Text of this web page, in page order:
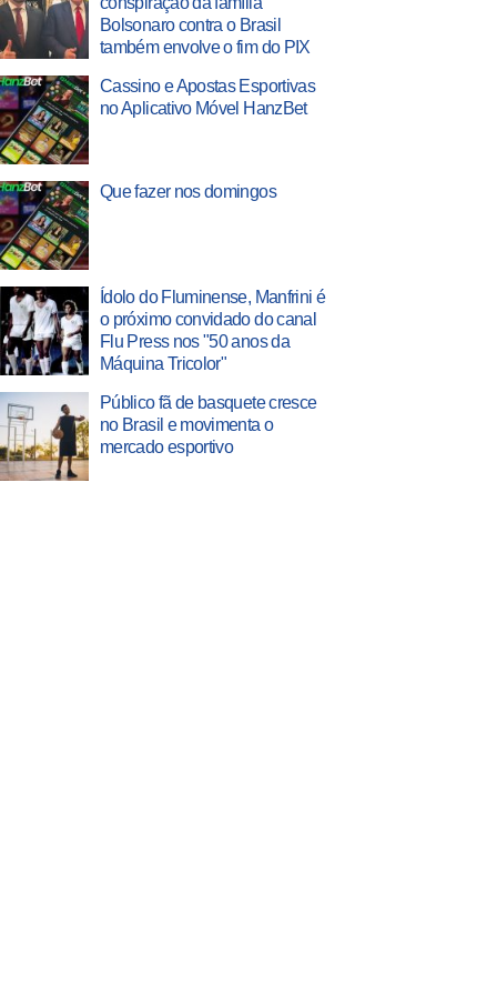
Bolsonaro contra o Brasil
também envolve o fim do PIX
Cassino e Apostas Esportivas
no Aplicativo Móvel HanzBet
Que fazer nos domingos
Ídolo do Fluminense, Manfrini é
o próximo convidado do canal
Flu Press nos "50 anos da
Máquina Tricolor"
Público fã de basquete cresce
no Brasil e movimenta o
mercado esportivo